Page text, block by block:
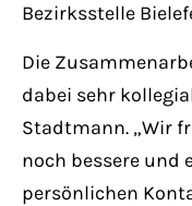
Bezirksstelle
Die
dabei sehr
Stadtmann. „Wir
noch bessere und
persönlichen